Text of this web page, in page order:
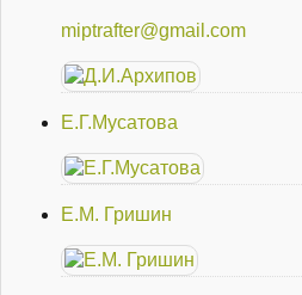
miptrafter@gmail.com
Е.Г.Мусатова
Е.М. Гришин